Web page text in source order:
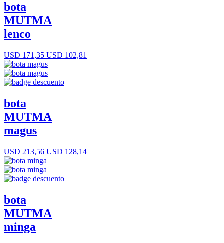
bota
MUTMA
lenco
USD 171,35 USD 102,81
bota
MUTMA
magus
USD 213,56 USD 128,14
bota
MUTMA
minga